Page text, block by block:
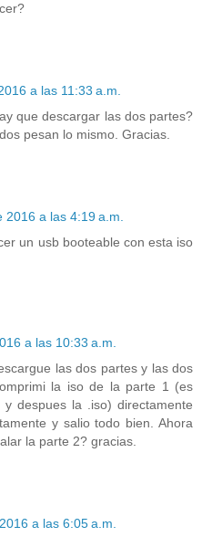
a las 11:33 a.m.
que descargar las dos partes?
pesan lo mismo. Gracias.
2016 a las 4:19 a.m.
un usb booteable con esta iso
a las 10:33 a.m.
las dos partes y las dos
la iso de la parte 1 (es
despues la .iso) directamente
y salio todo bien. Ahora
la parte 2? gracias.
a las 6:05 a.m.